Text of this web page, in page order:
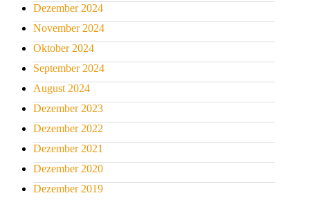
Dezember 2024
November 2024
Oktober 2024
September 2024
August 2024
Dezember 2023
Dezember 2022
Dezember 2021
Dezember 2020
Dezember 2019